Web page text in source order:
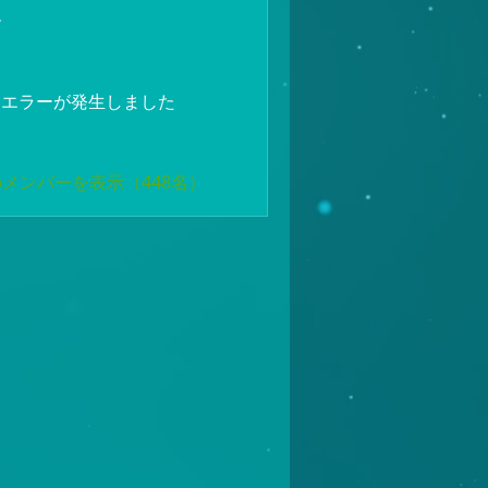
エラーが発生しました
ンバーを表示（448名）